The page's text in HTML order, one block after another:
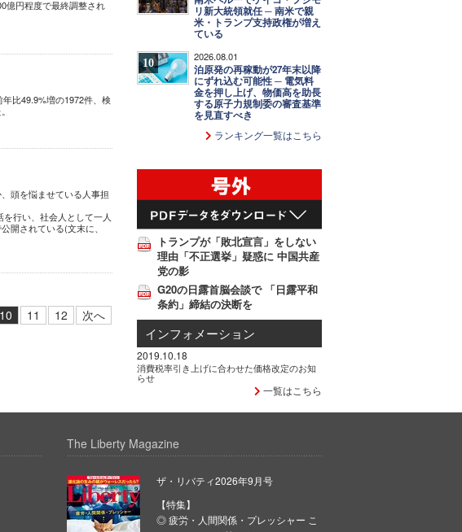
億円程度で最終調整され
比49.9%増の1972件、検
頭を悩ませている人事担
行い、社会人として一人
開されている(文末に、
10 11 12 次へ
リ新大統領就任 ─ 南米で親
米・トランプ支持政権が増え
ている
10 2026.08.01
泊原発の再稼動が27年末以降
にずれ込む可能性 ─ 電気料
金を押し上げ、物価高を助長
する原子力規制委の審査基準
を見直すべき
ランキング一覧はこちら
トランプが「敗北宣言」をしない
理由「不正選挙」疑惑に 中国共産
党の影
G20の日露首脳会談で 「日露平和
条約」締結の決断を
インフォメーション
2019.10.18
消費税率引き上げに合わせた価格改定のお知
らせ
一覧はこちら
The Liberty Magazine
ザ・リバティ2026年9月号
【特集】
◎ 疲労・人間関係・プレッシャー こ